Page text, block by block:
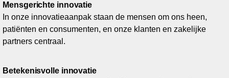
Mensgerichte innovatie
In onze innovatieaanpak staan de mensen om ons heen,
patiënten en consumenten, en onze klanten en zakelijke
partners centraal.
Betekenisvolle innovatie